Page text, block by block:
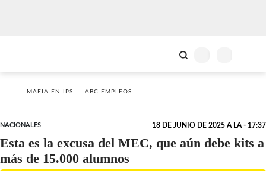
MAFIA EN IPS ABC EMPLEOS
NACIONALES 18 DE JUNIO DE 2025 A LA - 17:37
Esta es la excusa del MEC, que aún debe kits a
más de 15.000 alumnos